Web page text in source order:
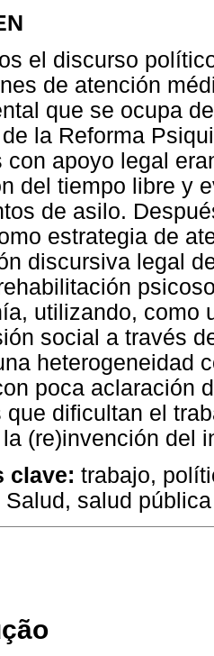
el discurso
de atención
que se ocupa
la Reforma
con apoyo legal
del tiempo libre y
de asilo.
estrategia de
discursiva legal
utilizando, como
social a través
heterogeneidad
poca aclaración
que dificultan el
(re)invención del
clave: trabajo,
Salud, salud pública